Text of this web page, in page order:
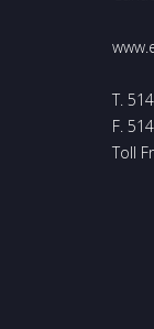
T.
F.
Toll